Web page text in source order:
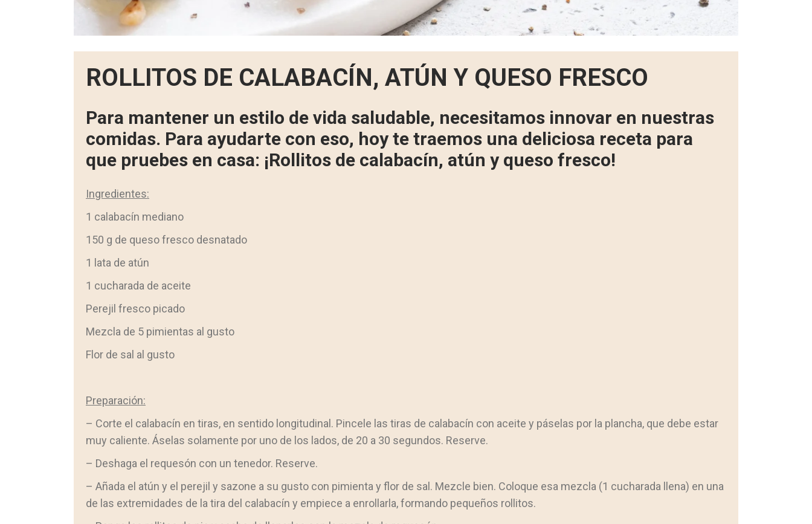
ROLLITOS DE CALABACÍN, ATÚN Y QUESO FRESCO
Para mantener un estilo de vida saludable, necesitamos innovar en nuestras
comidas. Para ayudarte con eso, hoy te traemos una deliciosa receta para
que pruebes en casa: ¡Rollitos de calabacín, atún y queso fresco!
Ingredientes:
1 calabacín mediano
150 g de queso fresco desnatado
1 lata de atún
1 cucharada de aceite
Perejil fresco picado
Mezcla de 5 pimientas al gusto
Flor de sal al gusto
Preparación:
– Corte el calabacín en tiras, en sentido longitudinal. Pincele las tiras de calabacín con aceite y páselas por la plancha, que debe estar
muy caliente. Áselas solamente por uno de los lados, de 20 a 30 segundos. Reserve.
– Deshaga el requesón con un tenedor. Reserve.
– Añada el atún y el perejil y sazone a su gusto con pimienta y flor de sal. Mezcle bien. Coloque esa mezcla (1 cucharada llena) en una
de las extremidades de la tira del calabacín y empiece a enrollarla, formando pequeños rollitos.